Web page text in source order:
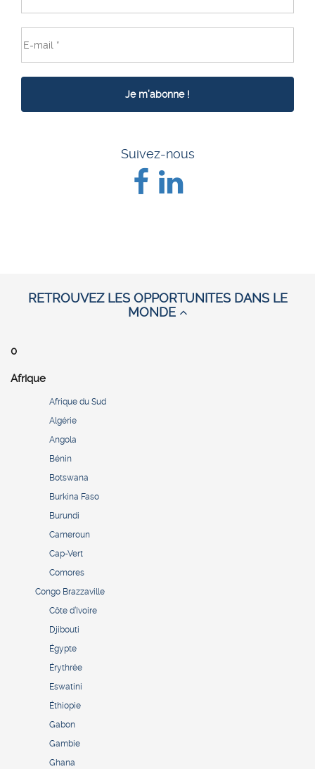
Suivez-nous
RETROUVEZ LES OPPORTUNITES DANS LE
MONDE
0
Afrique
Afrique du Sud
Algérie
Angola
Bénin
Botswana
Burkina Faso
Burundi
Cameroun
Cap-Vert
Comores
Congo Brazzaville
Côte d’Ivoire
Djibouti
Égypte
Érythrée
Eswatini
Éthiopie
Gabon
Gambie
Ghana